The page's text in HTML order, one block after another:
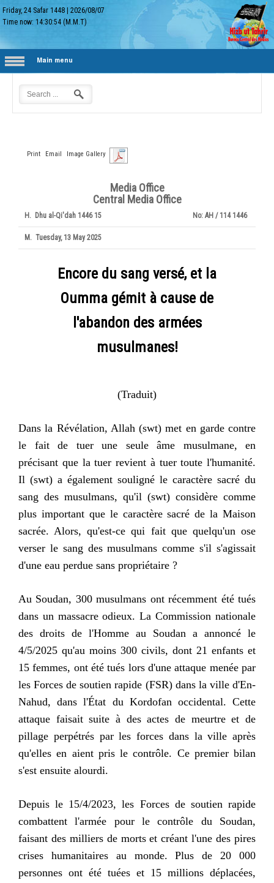
Friday, 24 Safar 1448 |2026/08/07
Time now:14:30:55 (M.M.T)
Main menu
Print Email Image Gallery
Media Office
Central Media Office
H. 15 Dhu al-Qi'dah 1446 No: 1446 AH / 114
M. Tuesday, 13 May 2025
Encore du sang versé, et la
Oumma gémit à cause de
l'abandon des armées
musulmanes!
(Traduit)
Dans la Révélation, Allah (swt) met en garde contre
le fait de tuer une seule âme musulmane, en
précisant que la tuer revient à tuer toute l'humanité.
Il (swt) a également souligné le caractère sacré du
sang des musulmans, qu'il (swt) considère comme
plus important que le caractère sacré de la Maison
sacrée. Alors, qu'est-ce qui fait que quelqu'un ose
verser le sang des musulmans comme s'il s'agissait
d'une eau perdue sans propriétaire ?
Au Soudan, 300 musulmans ont récemment été tués
dans un massacre odieux. La Commission nationale
des droits de l'Homme au Soudan a annoncé le
4/5/2025 qu'au moins 300 civils, dont 21 enfants et
15 femmes, ont été tués lors d'une attaque menée par
les Forces de soutien rapide (FSR) dans la ville d'En-
Nahud, dans l'État du Kordofan occidental. Cette
attaque faisait suite à des actes de meurtre et de
pillage perpétrés par les forces dans la ville après
qu'elles en aient pris le contrôle. Ce premier bilan
s'est ensuite alourdi.
Depuis le 15/4/2023, les Forces de soutien rapide
combattent l'armée pour le contrôle du Soudan,
faisant des milliers de morts et créant l'une des pires
crises humanitaires au monde. Plus de 20 000
personnes ont été tuées et 15 millions déplacées,